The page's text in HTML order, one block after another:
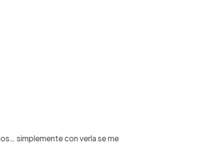
simplemente con verla se me